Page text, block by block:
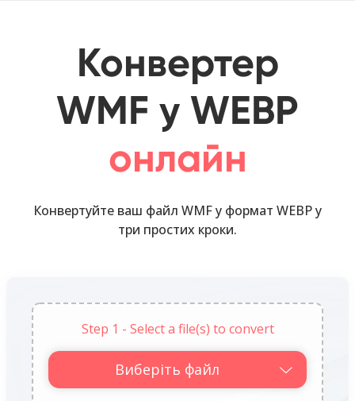
Конвертер
WMF у WEBP
онлайн
Конвертуйте ваш файл WMF у формат WEBP у
три простих кроки.
Step 1 - Select a file(s) to convert
Виберіть файл